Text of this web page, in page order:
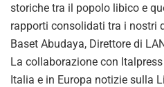
storiche tra il popolo libico e
rapporti consolidati tra i nostri
Baset Abudaya, Direttore di
La collaborazione con
Italia e in Europa notizie sulla